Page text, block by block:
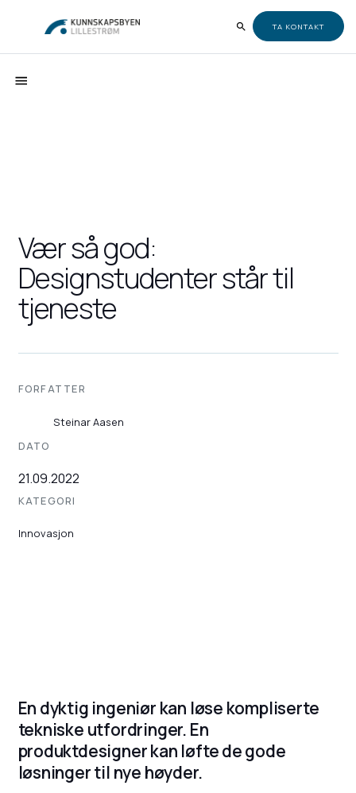
TA KONTAKT
Vær så god:
Designstudenter står til
tjeneste
FORFATTER
Steinar Aasen
DATO
21.09.2022
KATEGORI
Innovasjon
En dyktig ingeniør kan løse kompliserte
tekniske utfordringer. En
produktdesigner kan løfte de gode
løsninger til nye høyder.